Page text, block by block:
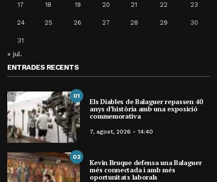
17 18 19 20 21 22 23
24 25 26 27 28 29 30
31
« jul.
ENTRADES RECENTS
01
Els Diables de Balaguer repassen 40
anys d’història amb una exposició
commemorativa
7, agost, 2026 - 14:40
02
Kevin Bruque defensa una Balaguer
més connectada i amb més
oportunitats laborals